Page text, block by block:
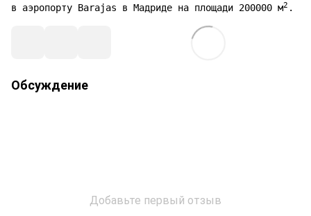
в аэропорту Barajas в Мадриде на площади 200000 м2 .
Обсуждение
Добавьте первый отзыв